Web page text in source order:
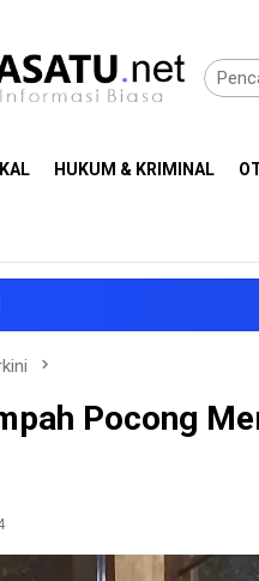
HUKUM & KRIMINAL
Pocong